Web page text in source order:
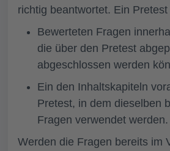
richtig beantwortet. Ein
Bewerteten Fragen
die über den Pretest
abgeschlossen werden
Ein den Inhaltskapiteln
Pretest, in dem dieselben
Fragen verwendet werden.
Werden die Fragen bereits im